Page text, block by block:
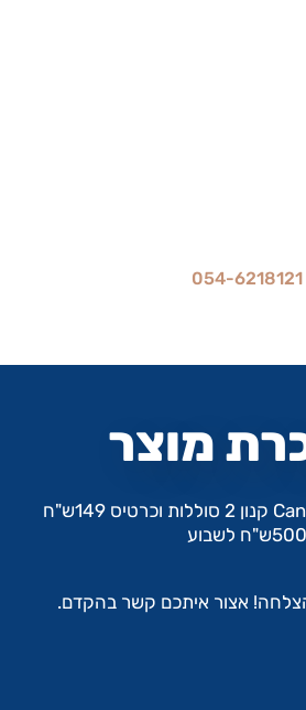
054-6218121
מוצר
מצלמה Canon SX740 קנון 2 סוללות וכרטיס 149ש"ח
500ש"ח לשבוע
אצור איתכם קשר בהקדם.